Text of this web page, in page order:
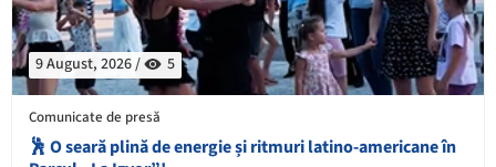
9 August, 2026 / 5
Comunicate de presă
🕺 O seară plină de energie și ritmuri latino-americane în